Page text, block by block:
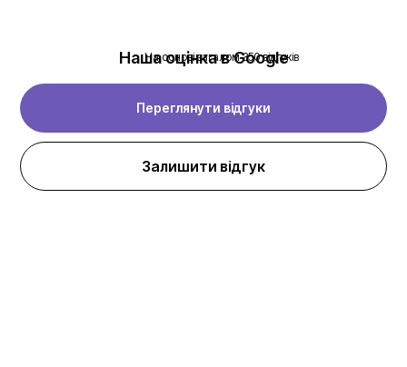
Наша оцінка в Google
На основі загалом 350 відгуків
Переглянути відгуки
Залишити відгук